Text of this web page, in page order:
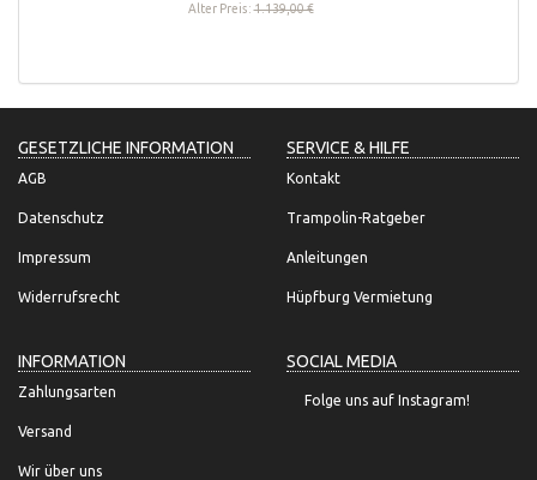
Alter Preis:1.139,00 €
GESETZLICHE INFORMATION
AGB
Datenschutz
Impressum
Widerrufsrecht
SERVICE & HILFE
Kontakt
Trampolin-Ratgeber
Anleitungen
Hüpfburg Vermietung
INFORMATION
Zahlungsarten
Versand
Wir über uns
SOCIAL MEDIA
Folge uns auf Instagram!